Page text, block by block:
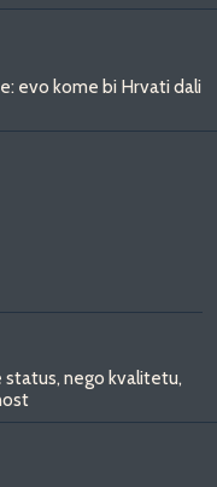
evo kome bi Hrvati dali
status, nego kvalitetu,